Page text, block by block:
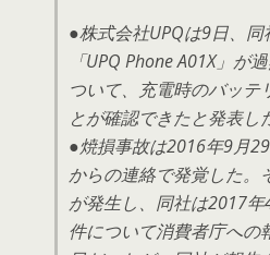
●株式会社UPQは9日、
「UPQ Phone A01X」が
ついて、充電時のバッテ
とが確認できたと発表し
●焼損事故は2016年9月
からの連絡で発覚した。
が発生し、同社は2017
件について消費者庁への